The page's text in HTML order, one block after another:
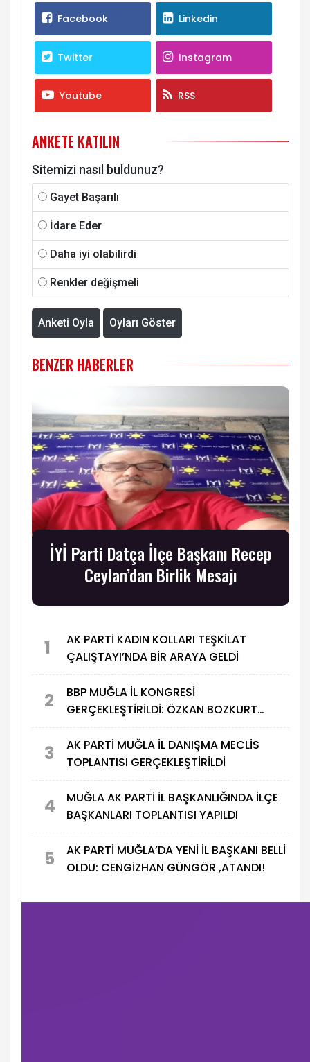
Facebook Linkedin
Twitter Instagram
Youtube RSS
ANKETE KATILIN
Sitemizi nasıl buldunuz?
Gayet Başarılı
İdare Eder
Daha iyi olabilirdi
Renkler değişmeli
Anketi Oyla Oyları Göster
BENZER HABERLER
İYİ Parti Datça İlçe Başkanı Recep
Ceylan’dan Birlik Mesajı
1
AK PARTİ KADIN KOLLARI TEŞKİLAT
ÇALIŞTAYI’NDA BİR ARAYA GELDİ
2
BBP MUĞLA İL KONGRESİ
GERÇEKLEŞTİRİLDİ: ÖZKAN BOZKURT
3
AK PARTİ MUĞLA İL DANIŞMA MECLİS
TOPLANTISI GERÇEKLEŞTİRİLDİ
4
MUĞLA AK PARTİ İL BAŞKANLIĞINDA İLÇE
BAŞKANLARI TOPLANTISI YAPILDI
5
AK PARTİ MUĞLA’DA YENİ İL BAŞKANI BELLİ
OLDU: CENGİZHAN GÜNGÖR ,ATANDI!